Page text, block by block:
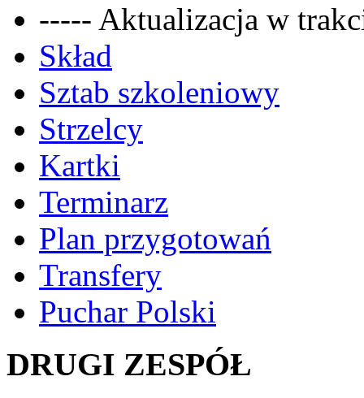
----- Aktualizacja w
Skład
Sztab szkoleniowy
Strzelcy
Kartki
Terminarz
Plan przygotowań
Transfery
Puchar Polski
DRUGI ZESPÓŁ